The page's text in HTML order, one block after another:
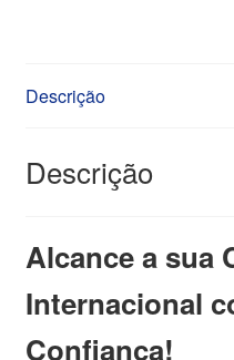
Descrição
Descrição
Alcance a sua
Internacional
Confiança!